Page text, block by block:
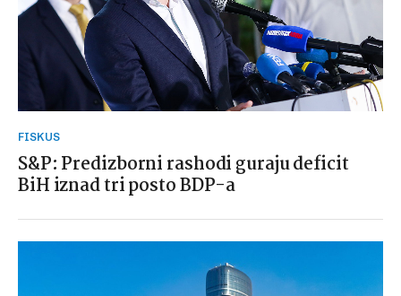
FISKUS
S&P: Predizborni rashodi guraju deficit
BiH iznad tri posto BDP-a